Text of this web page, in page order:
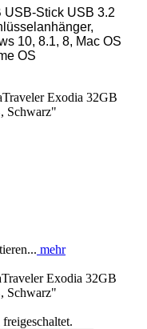
USB-Stick USB 3.2
10, 8.1, 8, Mac OS
OS
Exodia 32GB
Schwarz"
mehr
Exodia 32GB
Schwarz"